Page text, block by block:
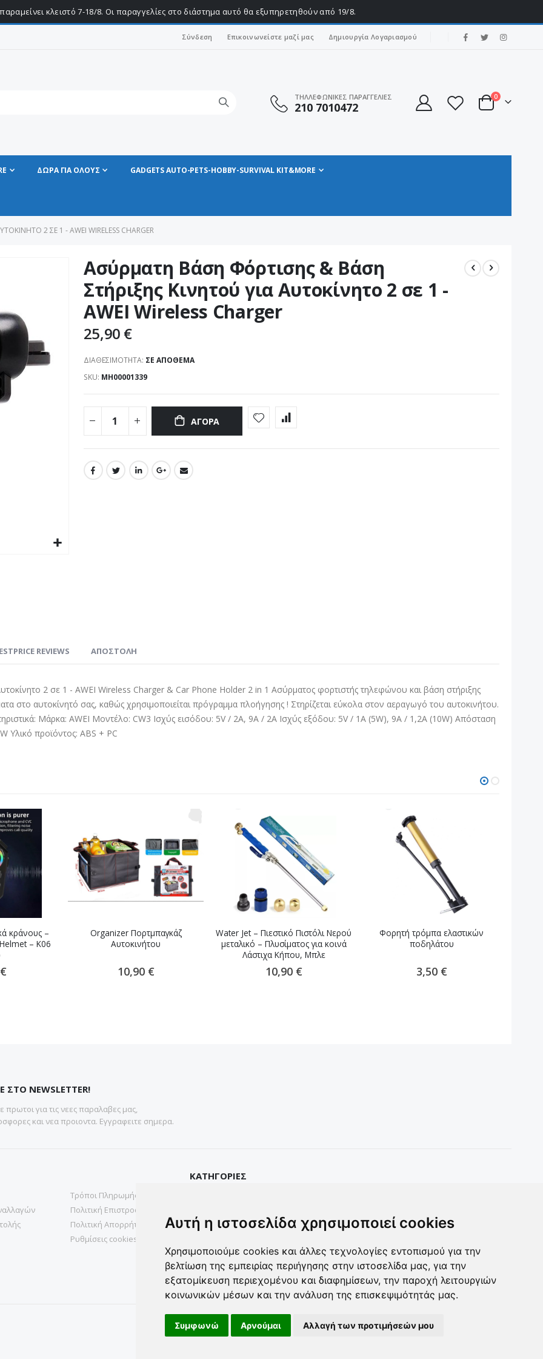
Αυτή η ιστοσελίδα χρησιμοποιεί cookies
Χρησιμοποιούμε cookies και άλλες τεχνολογίες εντοπισμού για την
βελτίωση της εμπειρίας περιήγησης στην ιστοσελίδα μας, για την
εξατομίκευση περιεχομένου και διαφημίσεων, την παροχή λειτουργιών
κοινωνικών μέσων και την ανάλυση της επισκεψιμότητάς μας.
Συμφωνώ Αρνούμαι Αλλαγή των προτιμήσεών μου
κλειστό 7-18/8. Οι παραγγελίες στο διάστημα αυτό θα εξυπηρετηθούν από 19/8.
Σύνδεση Επικοινωνείστε μαζί μας Δημιουργία Λογαριασμού
ΤΗΛΛΕΦΩΝΙΚΕΣ ΠΑΡΑΓΓΕΛΙΕΣ
210 7010472 Cart
0στοιχεία
ΔΩΡΑ ΓΙΑ ΟΛΟΥΣ GADGETS AUTO-PETS-HOBBY-SURVIVAL KIT&MORE
2 ΣΕ 1 - AWEI WIRELESS CHARGER
Ασύρματη Βάση Φόρτισης & Βάση
Στήριξης Κινητού για Αυτοκίνητο 2 σε 1 -
AWEI Wireless Charger
25,90 €
ΔΙΑΘΕΣΙΜΌΤΗΤΑ: ΣΕ ΑΠΌΘΕΜΑ
SKU ΜΗ00001339
ΑΓΟΡΆ
2 σε 1 - AWEI Wireless Charger & Car Phone Holder 2 in 1 Ασύρματος φορτιστής τηλεφώνου και βάση στήριξης
στο αυτοκίνητό σας, καθώς χρησιμοποιείται πρόγραμμα πλοήγησης ! Στηρίζεται εύκολα στον αεραγωγό του αυτοκινήτου.
Μάρκα: AWEI Μοντέλο: CW3 Ισχύς εισόδου: 5V / 2A, 9A / 2A Ισχύς εξόδου: 5V / 1A (5W), 9A / 1,2A (10W) Απόσταση
Υλικό προϊόντος: ABS + PC
REVIEWS ΑΠΟΣΤΟΛΗ
κράνους –
– K06
Organizer Πορτμπαγκάζ
Αυτοκινήτου
10,90 €
Water Jet – Πιεστικό Πιστόλι Νερού
μεταλικό – Πλυσίματος για κοινά
Λάστιχα Κήπου, Μπλε
10,90 €
Φορητή τρόμπα ελαστικών
ποδηλάτου
3,50 €
ΣΤΟ NEWSLETTER!
πρωτοι για τις νεες παραλαβες μας,
και νεα προιοντα. Εγγραφειτε σημερα.
Τρόποι Πληρωμής
Πολιτική Επιστροφών
Πολιτική Απορρήτου
Ρυθμίσεις cookies
ΚΑΤΗΓΟΡΙΕΣ
Σπιτι& Κηπος